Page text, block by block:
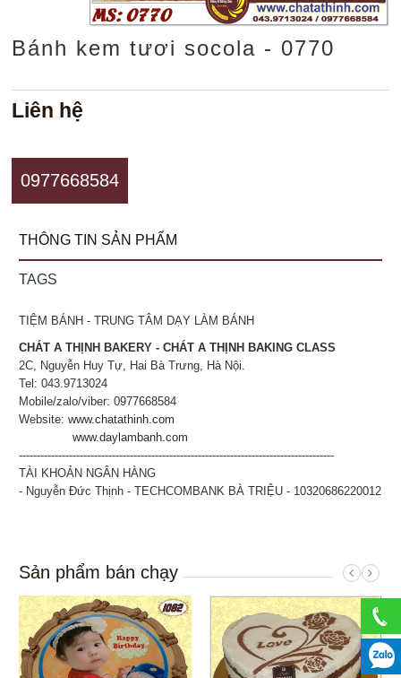
Bánh kem tươi socola - 0770
Liên hệ
0977668584
THÔNG TIN SẢN PHẨM
TAGS
TIỆM BÁNH - TRUNG TÂM DẠY LÀM BÁNH
CHÁT A THỊNH BAKERY - CHÁT A THỊNH BAKING CLASS
2C, Nguyễn Huy Tự, Hai Bà Trưng, Hà Nội.
Tel: 043.9713024
Mobile/zalo/viber: 0977668584
Website:www.chatathinh.com
www.daylambanh.com
----------------------------------------------------------------------------------------
TÀI KHOẢN NGÂN HÀNG
- Nguyễn Đức Thịnh - TECHCOMBANK BÀ TRIỆU - 10320686220012
Sản phẩm bán chạy